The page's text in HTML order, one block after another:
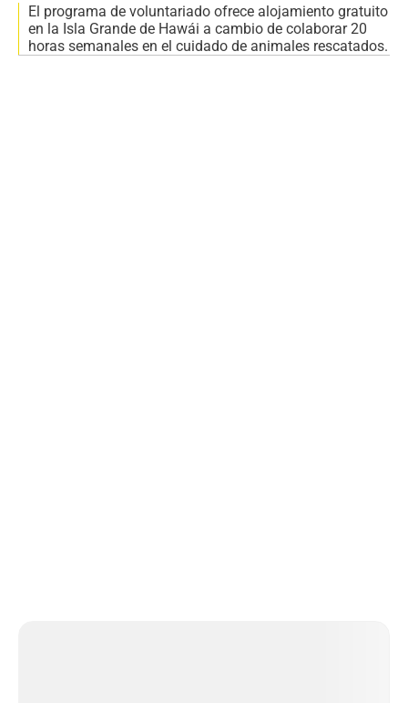
El programa de voluntariado ofrece alojamiento gratuito
en la Isla Grande de Hawái a cambio de colaborar 20
horas semanales en el cuidado de animales rescatados.